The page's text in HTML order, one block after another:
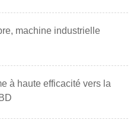
machine industrielle
à haute efficacité vers la